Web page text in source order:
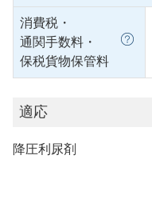
消費税・
通関手数料・
保税貨物保管料
適応
降圧利尿剤